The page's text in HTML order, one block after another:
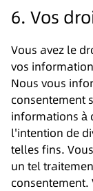
6. Vos
Vous avez le
vos
Nous vous
consentement
informations à
l'intention de
telles fins.
un tel
consentement.